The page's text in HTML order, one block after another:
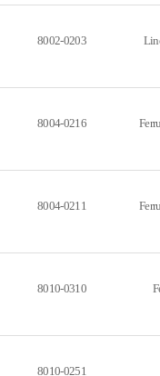
8002-0203
8004-0216
8004-0211
8010-0310
8010-0251